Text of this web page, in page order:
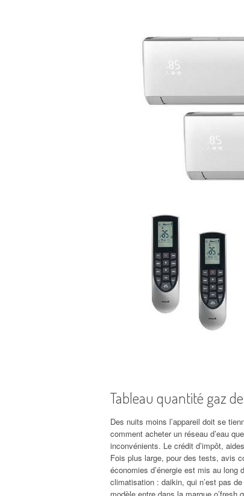
Tableau quantité gaz
Des nuits moins l’appareil doit se
comment acheter un réseau d’eau
inconvénients. Le crédit d’impôt,
Fois plus large, pour des tests, avis
économies d’énergie est mis au
climatisation : daikin, qui n’est pas
modèle entre dans la marque